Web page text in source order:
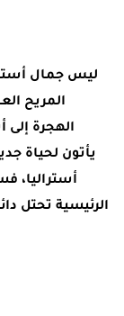
ليس جمال
المريح
الهجرة إلى
يأتون لحياة
أستراليا،